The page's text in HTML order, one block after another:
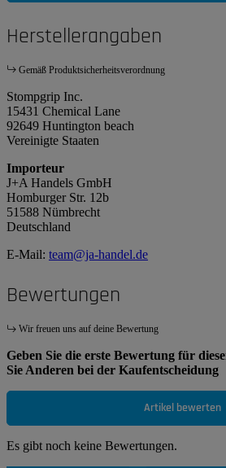
Herstellerangaben
Gemäß Produktsicherheitsverordnung
Stompgrip Inc.
15431 Chemical Lane
92649 Huntington beach
Vereinigte Staaten
Importeur
J+A Handels GmbH
Homburger Str. 12b
51588 Nümbrecht
Deutschland
E-Mail: team@ja-handel.de
Bewertungen
Wir freuen uns auf deine Bewertung
Geben Sie die erste Bewertung für
Sie Anderen bei der Kaufentscheidung
Artikel bewerten
Es gibt noch keine Bewertungen.